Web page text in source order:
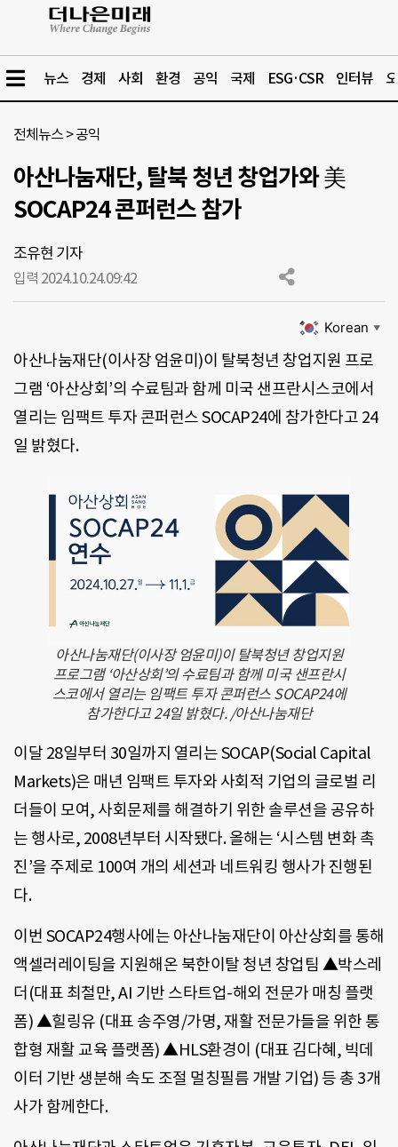
뉴스 경제 사회 환경 공익 국제 ESG·CSR 인터뷰
전체뉴스 >공익
아산나눔재단, 탈북 청년 창업가와 美
SOCAP24 콘퍼런스 참가
조유현 기자
입력 2024.10.24.09:42
Korean ▼
아산나눔재단(이사장 엄윤미)이 탈북청년 창업지원 프로
그램 ‘아산상회’의 수료팀과 함께 미국 샌프란시스코에서
열리는 임팩트 투자 콘퍼런스 SOCAP24에 참가한다고 24
일 밝혔다.
아산나눔재단(이사장 엄윤미)이 탈북청년 창업지원
프로그램 ‘아산상회’의 수료팀과 함께 미국 샌프란시
스코에서 열리는 임팩트 투자 콘퍼런스 SOCAP24에
참가한다고 24일 밝혔다. /아산나눔재단
이달 28일부터 30일까지 열리는 SOCAP(Social Capital
Markets)은 매년 임팩트 투자와 사회적 기업의 글로벌 리
더들이 모여, 사회문제를 해결하기 위한 솔루션을 공유하
는 행사로, 2008년부터 시작됐다. 올해는 ‘시스템 변화 촉
진’을 주제로 100여 개의 세션과 네트워킹 행사가 진행된
다.
이번 SOCAP24행사에는 아산나눔재단이 아산상회를 통해
액셀러레이팅을 지원해온 북한이탈 청년 창업팀 ▲박스레
더(대표 최철만, AI 기반 스타트업-해외 전문가 매칭 플랫
폼) ▲힐링유 (대표 송주영/가명, 재활 전문가들을 위한 통
합형 재활 교육 플랫폼) ▲HLS환경이 (대표 김다혜, 빅데
이터 기반 생분해 속도 조절 멀칭필름 개발 기업) 등 총 3개
사가 함께한다.